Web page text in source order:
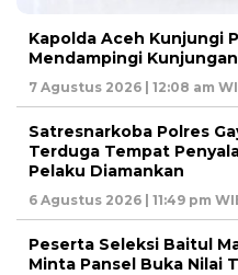
Kapolda Aceh Kunjungi
Mendampingi
7 Agustus 2026 | 12:08 am
Satresnarkoba Polres
Terduga Tempat
Pelaku Diamankan
6 Agustus 2026 | 11:49 pm
Peserta Seleksi Baitul
Minta Pansel Buka Nilai